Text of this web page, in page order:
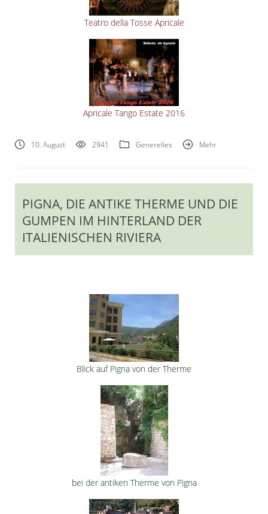
Teatro della Tosse Apricale
Apricale Tango Estate 2016
10. August 2941 Generelles Mehr
PIGNA, DIE ANTIKE THERME UND DIE
GUMPEN IM HINTERLAND DER
ITALIENISCHEN RIVIERA
Blick auf Pigna von der Therme
bei der antiken Therme von Pigna